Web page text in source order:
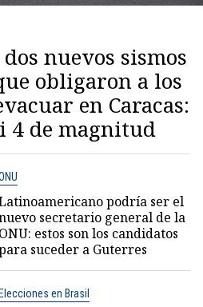
nuevos sismos
obligaron a los
en Caracas:
4 de magnitud
podría ser el
secretario general de la
ONU: estos son los candidatos
suceder a Guterres
en Brasil